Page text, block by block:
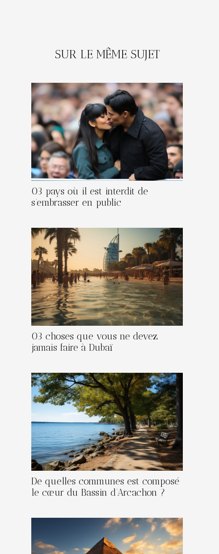
SUR LE MÊME SUJET
03 pays où il est interdit de
s’embrasser en public
03 choses que vous ne devez
jamais faire à Dubaï
De quelles communes est composé
le cœur du Bassin d’Arcachon ?